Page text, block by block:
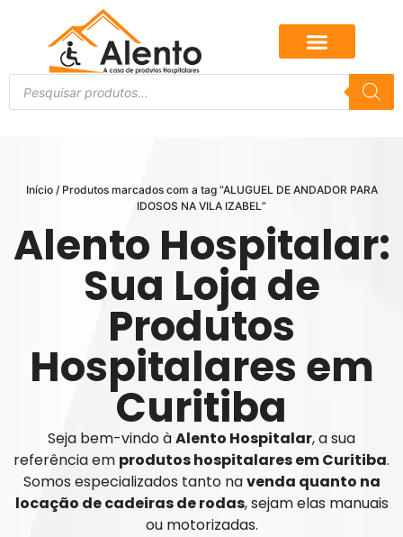
Início/ Produtos marcados com a tag “ALUGUEL DE ANDADOR PARA
IDOSOS NA VILA IZABEL”
Alento Hospitalar:
Sua Loja de
Produtos
Hospitalares em
Curitiba
Seja bem-vindo àAlento Hospitalar, a sua
referência em produtos hospitalares em Curitiba.
Somos especializados tanto navenda quanto na
locação de cadeiras de rodas, sejam elas manuais
ou motorizadas.